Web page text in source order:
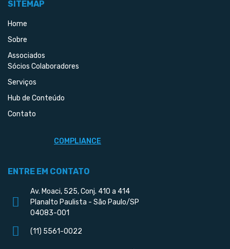
SITEMAP
Home
Sobre
Associados
Sócios Colaboradores
Serviços
Hub de Conteúdo
Contato
COMPLIANCE
ENTRE EM CONTATO
Av. Moaci, 525, Conj. 410 a 414
Planalto Paulista - São Paulo/SP
04083-001
(11) 5561-0022